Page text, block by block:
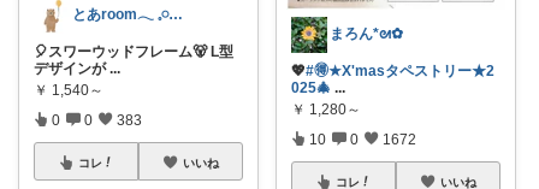
とあroom𓂃 𓈒𓏸心地よい衣食住
🎈スワーウッドフレーム🐻 L型
デザインが ...
￥ 1,540～
0 0 383
コレ いいね
まろん*⁠ᘛ⁠✿⁠
💖#🉐★X'masタペストリー★2
025🎄 ...
￥ 1,280～
10 0 1672
コレ いいね